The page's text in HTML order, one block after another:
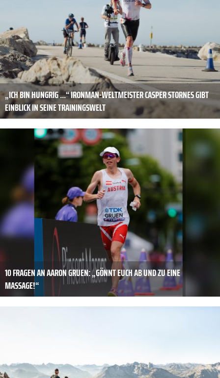
„ICH BIN HUNGRIG ...“ IRONMAN-WELTMEISTER CASPER STORNES GIBT
EINBLICK IN SEINE TRAININGSWELT
10 FRAGEN AN AARON GRUEN: „GÖNNT EUCH AB UND ZU EINE
MASSAGE!“